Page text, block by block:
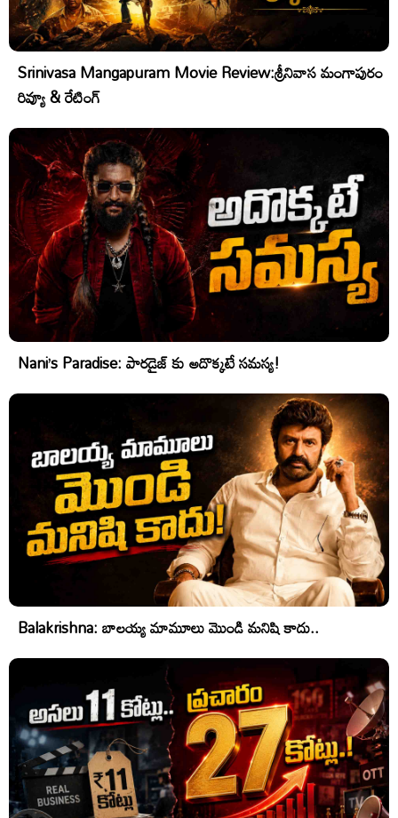
Srinivasa Mangapuram Movie Review:శ్రీనివాస మంగాపురం
రివ్యూ & రేటింగ్
Nani’s Paradise: పారడైజ్ కు అదొక్కటే సమస్య!
Balakrishna: బాలయ్య మామూలు మొండి మనిషి కాదు..